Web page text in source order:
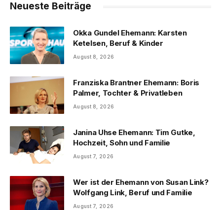
Neueste Beiträge
Okka Gundel Ehemann: Karsten
Ketelsen, Beruf & Kinder
August 8, 2026
Franziska Brantner Ehemann: Boris
Palmer, Tochter & Privatleben
August 8, 2026
Janina Uhse Ehemann: Tim Gutke,
Hochzeit, Sohn und Familie
August 7, 2026
Wer ist der Ehemann von Susan Link?
Wolfgang Link, Beruf und Familie
August 7, 2026